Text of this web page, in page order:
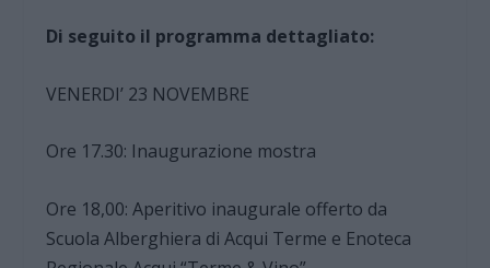
Di seguito il programma dettagliato:
VENERDI’ 23 NOVEMBRE
Ore 17.30: Inaugurazione mostra
Ore 18,00: Aperitivo inaugurale offerto da
Scuola Alberghiera di Acqui Terme e Enoteca